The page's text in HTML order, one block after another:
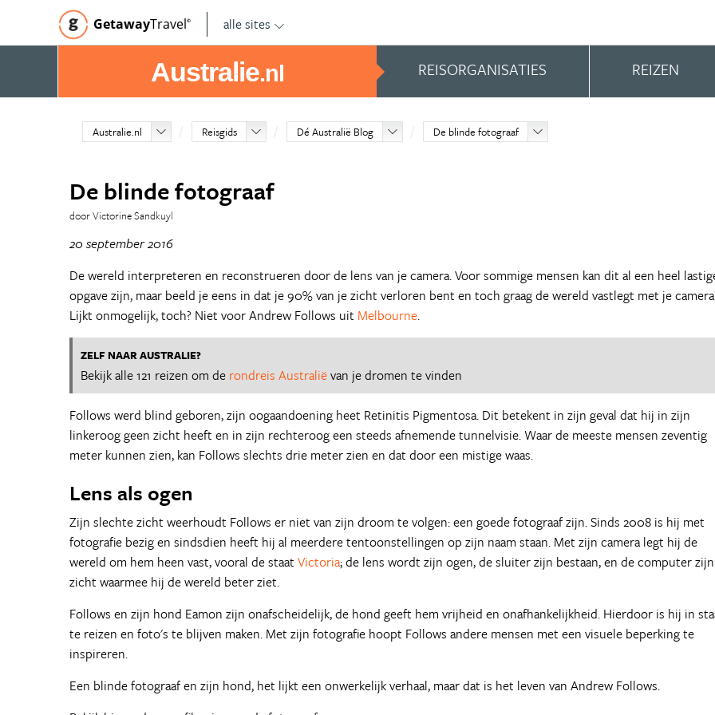
GetawayTravel© alle sites
Australie.nl REISORGANISATIES REIZEN
Australie.nl Reisgids Dé Australië Blog De blinde fotograaf
De blinde fotograaf
door Victorine Sandkuyl
20 september 2016
De wereld interpreteren en reconstrueren door de lens van je camera. Voor sommige mensen kan dit al een heel
opgave zijn, maar beeld je eens in dat je 90% van je zicht verloren bent en toch graag de wereld vastlegt met je
Lijkt onmogelijk, toch? Niet voor Andrew Follows uit Melbourne.
ZELF NAAR AUSTRALIE?
Bekijk alle 121 reizen om de rondreis Australiëvan je dromen te vinden
Follows werd blind geboren, zijn oogaandoening heet Retinitis Pigmentosa. Dit betekent in zijn geval dat hij in zijn
linkeroog geen zicht heeft en in zijn rechteroog een steeds afnemende tunnelvisie. Waar de meeste mensen zeventig
meter kunnen zien, kan Follows slechts drie meter zien en dat door een mistige waas.
Lens als ogen
Zijn slechte zicht weerhoudt Follows er niet van zijn droom te volgen: een goede fotograaf zijn. Sinds 2008 is hij met
fotografie bezig en sindsdien heeft hij al meerdere tentoonstellingen op zijn naam staan. Met zijn camera legt hij de
wereld om hem heen vast, vooral de staat Victoria; de lens wordt zijn ogen, de sluiter zijn bestaan, en de computer zijn
zicht waarmee hij de wereld beter ziet.
Follows en zijn hond Eamon zijn onafscheidelijk, de hond geeft hem vrijheid en onafhankelijkheid. Hierdoor is hij in
te reizen en foto's te blijven maken. Met zijn fotografie hoopt Follows andere mensen met een visuele beperking te
inspireren.
Een blinde fotograaf en zijn hond, het lijkt een onwerkelijk verhaal, maar dat is het leven van Andrew Follows.